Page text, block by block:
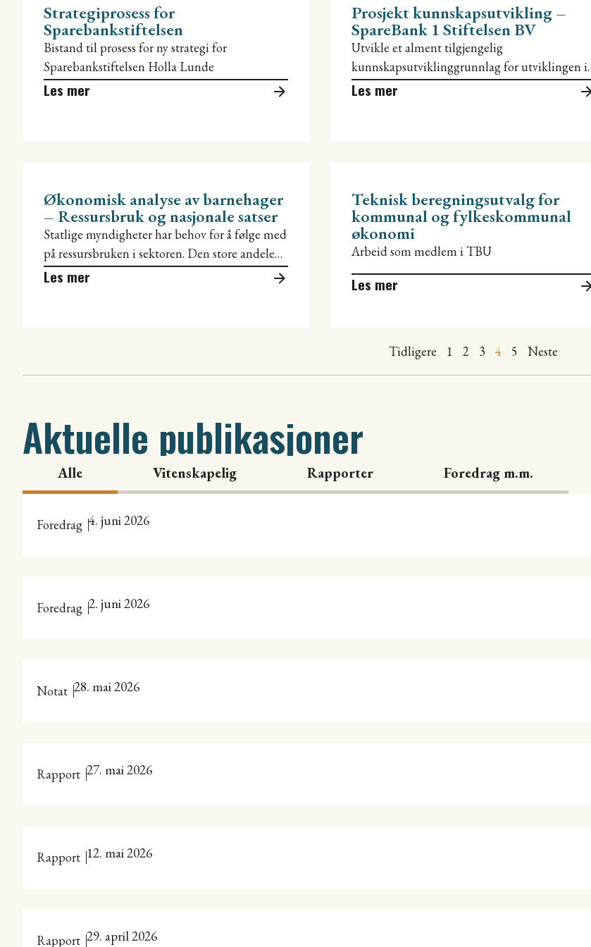
Strategiprosess for
Sparebankstiftelsen
Bistand til prosess for ny strategi for
Sparebankstiftelsen Holla Lunde
Les mer
Prosjekt kunnskapsutvikling –
SpareBank 1 Stiftelsen BV
Utvikle et alment tilgjengelig
kunnskapsutviklinggrunnlag for utviklingen i
kommunene som inngår i sparebankstiftelsens
Les mer
Økonomisk analyse av barnehager
– Ressursbruk og nasjonale satser
Statlige myndigheter har behov for å følge med
på ressursbruken i sektoren. Den store andelen
private barnehager gjør at myndighetene
Les mer
Teknisk beregningsutvalg for
kommunal og fylkeskommunal
økonomi
Arbeid som medlem i TBU
Les mer
Tidligere 1 2 3 4 5 Neste
Aktuelle publikasjoner
Alle Vitenskapelig Rapporter Foredrag m.m.
Foredrag 4. juni 2026
Foredrag 2. juni 2026
Notat 28. mai 2026
Rapport 27. mai 2026
Rapport 12. mai 2026
Rapport 29. april 2026